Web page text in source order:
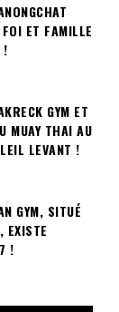
ET FAMILLE
!
GYM ET
MUAY THAI AU
LEVANT !
GYM, SITUÉ
EXISTE
!